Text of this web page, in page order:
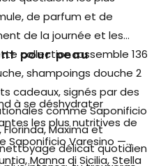
de parfum et de
de la journée et les
collection rassemble 136
shampoings douche 2
cadeaux, signés par des
comme Saponificio
Florinda, Maxima et
délicat quotidien
pour peau
à se déshydrater
les plus nutritives de
Saponificio Varesino —
Manna di Sicilia, Stella